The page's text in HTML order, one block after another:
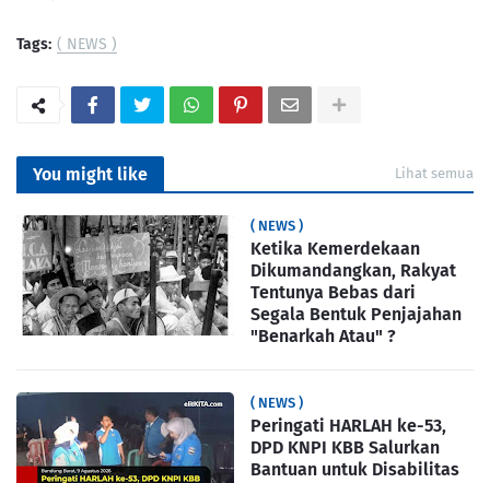
Tags: ( NEWS )
You might like Lihat semua
( NEWS )
Ketika Kemerdekaan
Dikumandangkan, Rakyat
Tentunya Bebas dari
Segala Bentuk Penjajahan
"Benarkah Atau" ?
( NEWS )
Peringati HARLAH ke-53,
DPD KNPI KBB Salurkan
Bantuan untuk Disabilitas